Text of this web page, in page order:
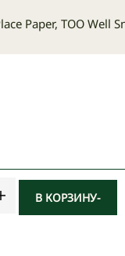
Paper, ТОО Well
В КОРЗИНУ-